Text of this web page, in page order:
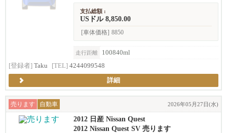
支払総額 :
USドル 8,850.00
[車体価格] 8850
走行距離
100840ml
[登録者] Taku [TEL] 4244099548
詳細
売ります 自動車 2026年05月27日(水)
2012 日産 Nissan Quest
2012 Nissan Quest SV 売ります